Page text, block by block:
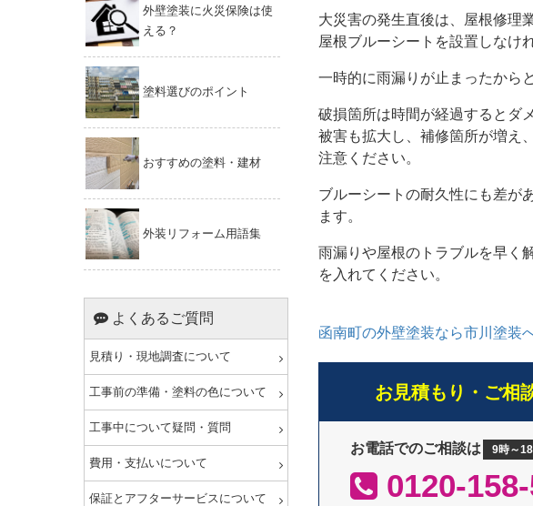
外壁塗装に火災保険は使
える？
塗料選びのポイント
おすすめの塗料・建材
外装リフォーム用語集
よくあるご質問
見積り・現地調査について
工事前の準備・塗料の色について
工事中について疑問・質問
費用・支払いについて
保証とアフターサービスについて
大災害の発生直後は、屋根修理
屋根ブルーシートを設置しなけ
一時的に雨漏りが止まったから
破損箇所は時間が経過するとダ
被害も拡大し、補修箇所が増え
注意ください。
ブルーシートの耐久性にも差が
ます。
雨漏りや屋根のトラブルを早く
を入れてください。
函南町の外壁塗装なら市川塗装
お見積もり・ご相
お電話でのご相談は 9時～
0120-